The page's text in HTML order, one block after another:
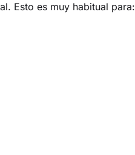
Esto es muy habitual para: